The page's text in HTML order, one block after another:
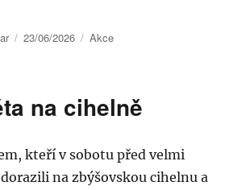
Publikováno:
23/06/2026 Rubriky:
Akce
na cihelně
kteří v sobotu před velmi
na zbýšovskou cihelnu a